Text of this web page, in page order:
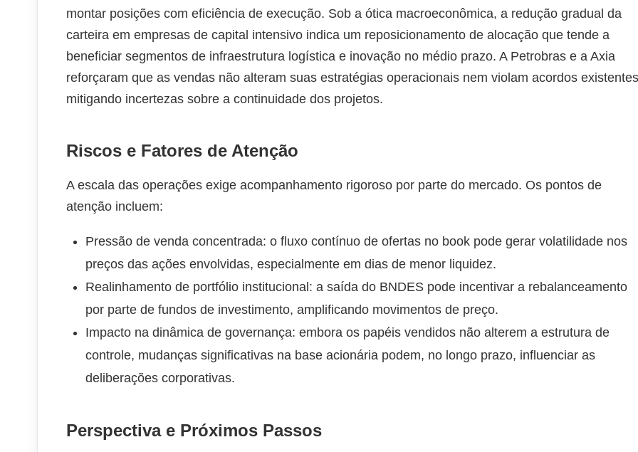
montar posições com eficiência de execução. Sob a ótica macroeconômica, a redução gradual da
carteira em empresas de capital intensivo indica um reposicionamento de alocação que tende a
beneficiar segmentos de infraestrutura logística e inovação no médio prazo. A Petrobras e a Axia
reforçaram que as vendas não alteram suas estratégias operacionais nem violam acordos
mitigando incertezas sobre a continuidade dos projetos.
Riscos e Fatores de Atenção
A escala das operações exige acompanhamento rigoroso por parte do mercado. Os pontos de
atenção incluem:
Pressão de venda concentrada: o fluxo contínuo de ofertas no book pode gerar volatilidade nos
preços das ações envolvidas, especialmente em dias de menor liquidez.
Realinhamento de portfólio institucional: a saída do BNDES pode incentivar a rebalanceamento
por parte de fundos de investimento, amplificando movimentos de preço.
Impacto na dinâmica de governança: embora os papéis vendidos não alterem a estrutura de
controle, mudanças significativas na base acionária podem, no longo prazo, influenciar as
deliberações corporativas.
Perspectiva e Próximos Passos